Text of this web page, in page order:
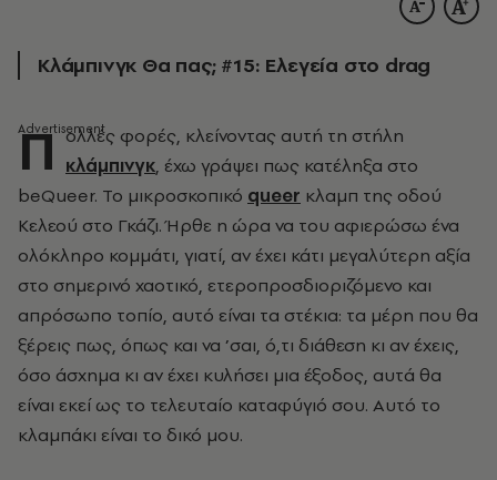
Κλάμπινγκ Θα πας; #15: Ελεγεία στο drag
Π ολλές φορές, κλείνοντας αυτή τη στήλη
κλάμπινγκ, έχω γράψει πως κατέληξα στο
beQueer. Το μικροσκοπικό queer κλαμπ της οδού
Κελεού στο Γκάζι. Ήρθε η ώρα να του αφιερώσω ένα
ολόκληρο κομμάτι, γιατί, αν έχει κάτι μεγαλύτερη αξία
στο σημερινό χαοτικό, ετεροπροσδιοριζόμενο και
απρόσωπο τοπίο, αυτό είναι τα στέκια: τα μέρη που θα
ξέρεις πως, όπως και να ’σαι, ό,τι διάθεση κι αν έχεις,
όσο άσχημα κι αν έχει κυλήσει μια έξοδος, αυτά θα
είναι εκεί ως το τελευταίο καταφύγιό σου. Αυτό το
κλαμπάκι είναι το δικό μου.